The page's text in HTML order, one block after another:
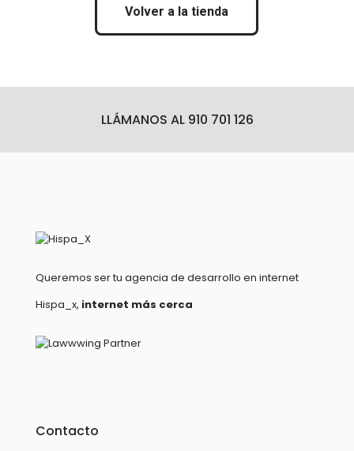
Volver a la tienda
LLÁMANOS AL 910 701 126
Queremos ser tu agencia de desarrollo en internet
Hispa_x, internet más cerca
Contacto